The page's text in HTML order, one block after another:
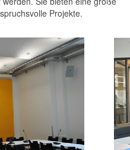
Projekte.